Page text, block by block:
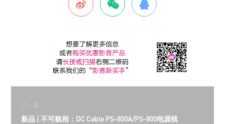
上一篇
新品 | 不可貌相：DC Cable PS-800A/PS-800电源线